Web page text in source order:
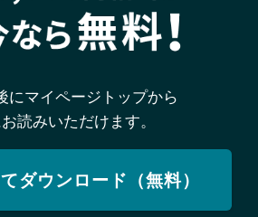
にマイページトップから
読みいただけます。
ダウンロード（無料）